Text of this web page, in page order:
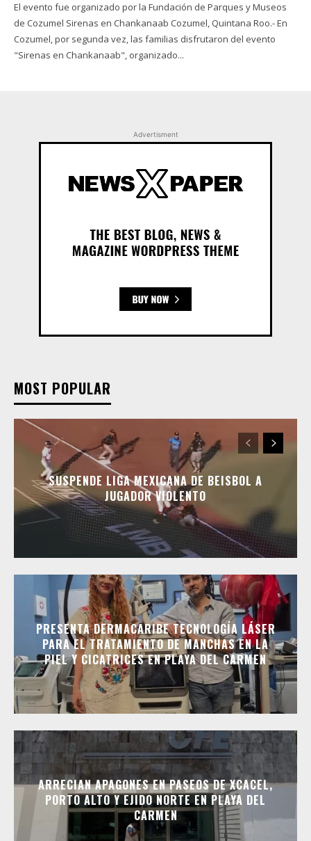
El evento fue organizado por la Fundación de Parques y Museos
de Cozumel Sirenas en Chankanaab Cozumel, Quintana Roo.- En
Cozumel, por segunda vez, las familias disfrutaron del evento
"Sirenas en Chankanaab", organizado...
Advertisment
MOST POPULAR
SUSPENDE LIGA MEXICANA DE BEISBOL A
JUGADOR VIOLENTO
PRESENTA DERMACARIBE TECNOLOGÍA LÁSER
PARA EL TRATAMIENTO DE MANCHAS EN LA
PIEL Y CICATRICES EN PLAYA DEL CARMEN
ARRECIAN APAGONES EN PASEOS DE XCACEL,
PORTO ALTO Y EJIDO NORTE EN PLAYA DEL
CARMEN